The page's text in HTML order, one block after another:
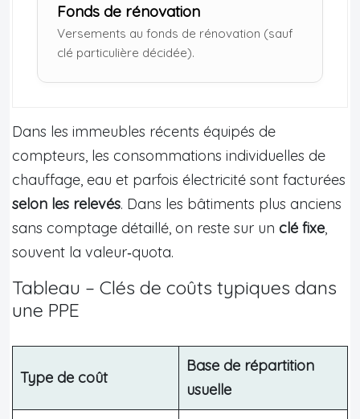
Fonds de rénovation
Versements au fonds de rénovation (sauf
clé particulière décidée).
Dans les immeubles récents équipés de
compteurs, les consommations individuelles de
chauffage, eau et parfois électricité sont facturées
selon les relevés. Dans les bâtiments plus anciens
sans comptage détaillé, on reste sur un clé fixe,
souvent la valeur‑quota.
Tableau – Clés de coûts typiques dans
une PPE
Type de coût
Base de répartition
usuelle